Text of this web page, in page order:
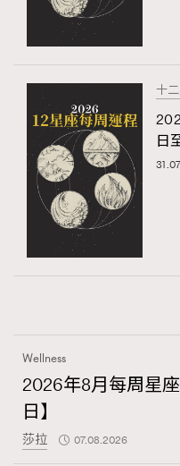
十
日
Wellness
2026年8月每周星
日】
莎拉 07.08.2026